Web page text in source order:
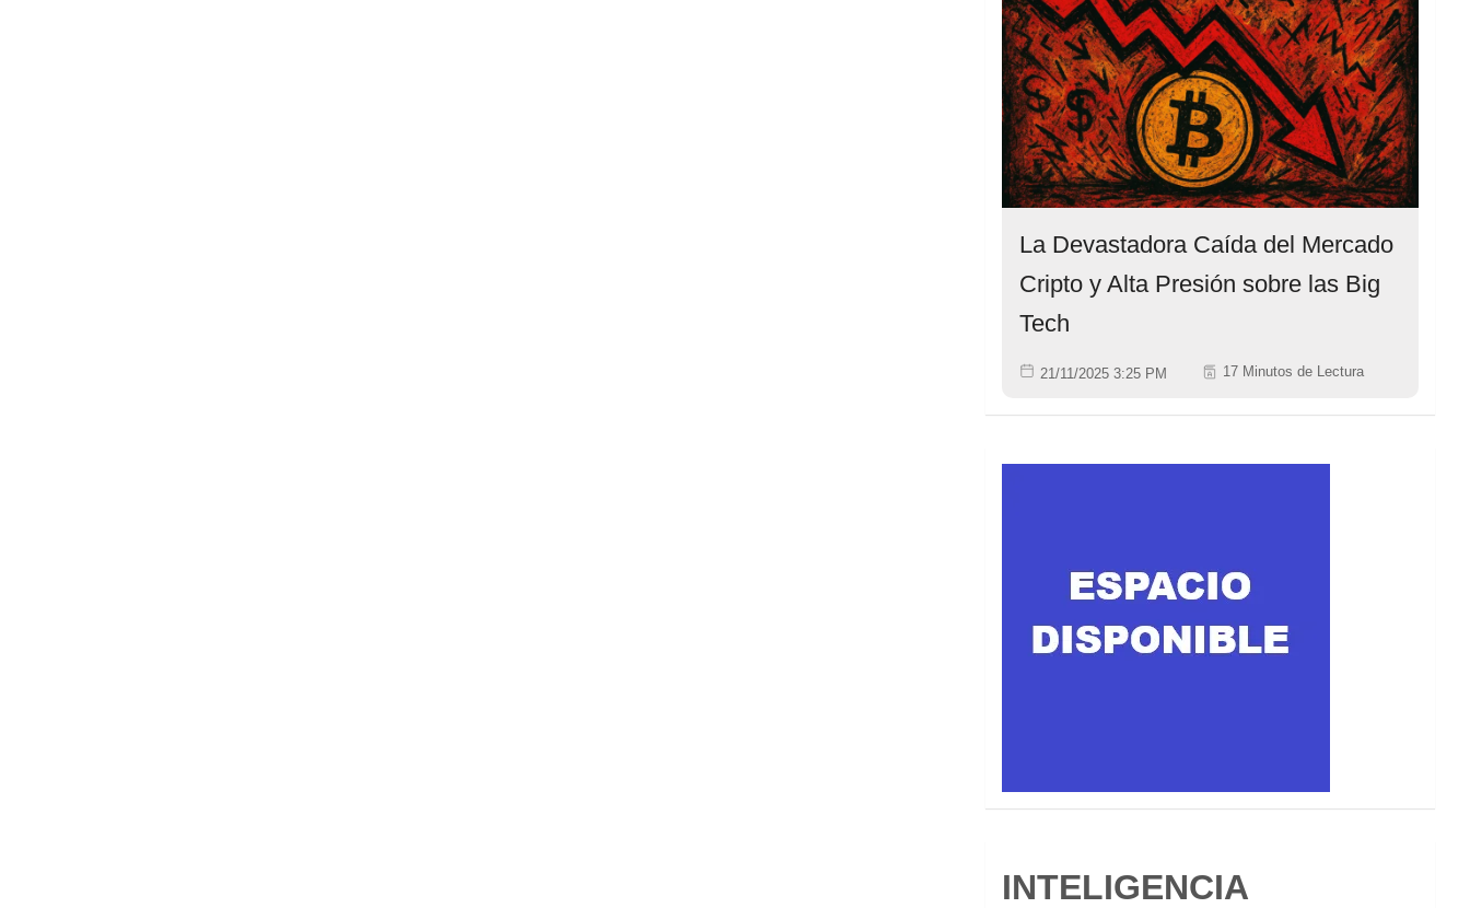
La Devastadora Caída del Mercado
Cripto y Alta Presión sobre las Big
Tech
21/11/2025 3:25 PM 17 Minutos de Lectura
INTELIGENCIA